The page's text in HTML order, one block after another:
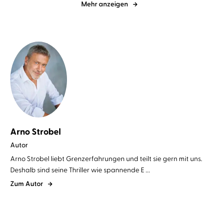
Mehr anzeigen
Arno Strobel
Autor
Arno Strobel liebt Grenzerfahrungen und teilt sie gern mit uns.
Deshalb sind seine Thriller wie spannende E ...
Zum Autor